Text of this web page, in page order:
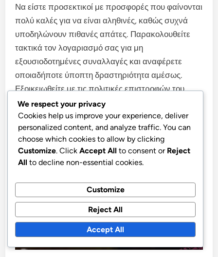
Να είστε προσεκτικοί με προσφορές που φαίνονται
πολύ καλές για να είναι αληθινές, καθώς συχνά
υποδηλώνουν πιθανές απάτες. Παρακολουθείτε
τακτικά τον λογαριασμό σας για μη
εξουσιοδοτημένες συναλλαγές και αναφέρετε
οποιαδήποτε ύποπτη δραστηριότητα αμέσως.
Εξοικειωθείτε με τις πολιτικές επιστροφών του
λιανοπωλητή και τη διαθεσιμότητα υποστήριξης
πελατών για να προετοιμαστείτε για τυχόν
προβλήματα που μπορεί να προκύψουν.
We respect your privacy
Cookies help us improve your experience, deliver
personalized content, and analyze traffic. You can
choose which cookies to allow by clicking
Customize. Click Accept All to consent or Reject
All to decline non-essential cookies.
Customize
Reject All
Accept All